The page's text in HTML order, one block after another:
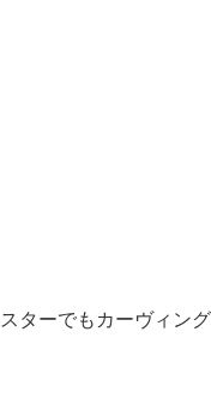
ターでもカーヴィン